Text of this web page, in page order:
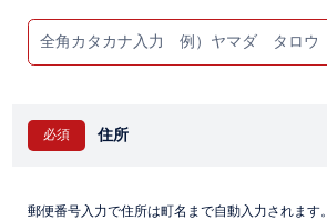
住所
郵便番号入力で住所は町名まで自動入力されます。